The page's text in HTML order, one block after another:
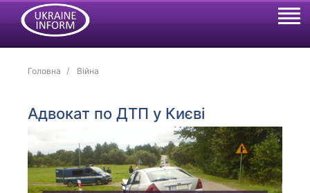
Головна Війна
Адвокат по ДТП у Києві